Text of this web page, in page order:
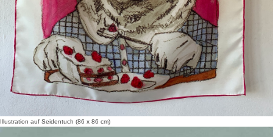
Illustration auf Seidentuch (86 x 86 cm)